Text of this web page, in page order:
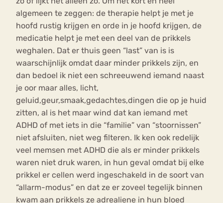
algemeen te zeggen: de therapie helpt je met je
hoofd rustig krijgen en orde in je hoofd krijgen, de
medicatie helpt je met een deel van de prikkels
weghalen. Dat er thuis geen “last” van is is
waarschijnlijk omdat daar minder prikkels zijn, en
dan bedoel ik niet een schreeuwend iemand naast
je oor maar alles, licht,
geluid,geur,smaak,gedachtes,dingen die op je huid
zitten, al is het maar wind dat kan iemand met
ADHD of met iets in die “familie” van “stoornissen”
niet afsluiten, niet weg filteren. Ik ken ook redelijk
veel memsen met ADHD die als er minder prikkels
waren niet druk waren, in hun geval omdat bij elke
prikkel er cellen werd ingeschakeld in de soort van
“allarm-modus” en dat ze er zoveel tegelijk binnen
kwam aan prikkels ze adrealiene in hun bloed